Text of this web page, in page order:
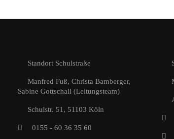
Standort Schulstraße
Manfred Fuß, Christa Bamberger,
Sabine Gottschall (Leitungsteam)
Schulstr. 51, 51103 Köln
0155 - 60 36 35 60